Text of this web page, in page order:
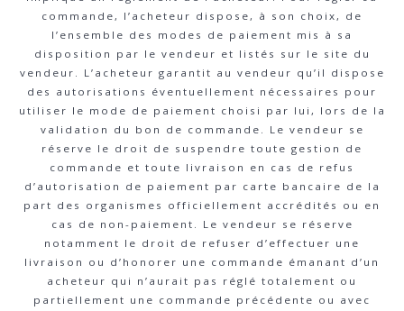
commande, l’acheteur dispose, à son choix, de
l’ensemble des modes de paiement mis à sa
disposition par le vendeur et listés sur le site du
vendeur. L’acheteur garantit au vendeur qu’il dispose
des autorisations éventuellement nécessaires pour
utiliser le mode de paiement choisi par lui, lors de la
validation du bon de commande. Le vendeur se
réserve le droit de suspendre toute gestion de
commande et toute livraison en cas de refus
d’autorisation de paiement par carte bancaire de la
part des organismes officiellement accrédités ou en
cas de non-paiement. Le vendeur se réserve
notamment le droit de refuser d’effectuer une
livraison ou d’honorer une commande émanant d’un
acheteur qui n’aurait pas réglé totalement ou
partiellement une commande précédente ou avec